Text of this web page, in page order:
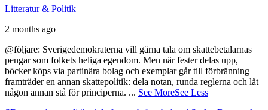
Litteratur & Politik
2 months ago
@följare: Sverigedemokraterna vill gärna tala om skattebetalarnas
pengar som folkets heliga egendom. Men när fester delas upp,
böcker köps via partinära bolag och exemplar går till förbränning
framträder en annan skattepolitik: dela notan, runda reglerna och låt
någon annan stå för principerna. ... See MoreSee Less